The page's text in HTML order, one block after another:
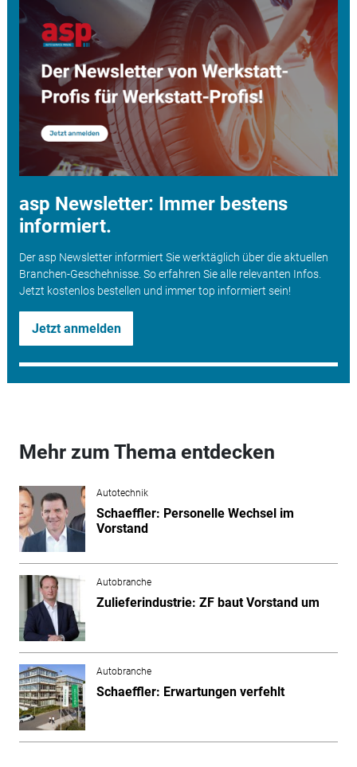
asp Newsletter: Immer bestens
informiert.
Der asp Newsletter informiert Sie werktäglich über die aktuellen
Branchen-Geschehnisse. So erfahren Sie alle relevanten Infos.
Jetzt kostenlos bestellen und immer top informiert sein!
Jetzt anmelden
Mehr zum Thema entdecken
Autotechnik
Schaeffler: Personelle Wechsel im
Vorstand
Autobranche
Zulieferindustrie: ZF baut Vorstand um
Autobranche
Schaeffler: Erwartungen verfehlt